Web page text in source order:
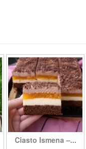
Ciasto Ismena –...